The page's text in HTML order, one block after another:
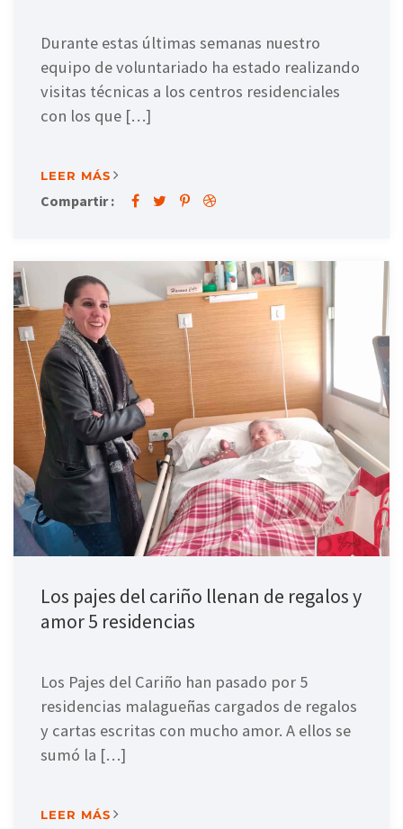
Durante estas últimas semanas nuestro
equipo de voluntariado ha estado realizando
visitas técnicas a los centros residenciales
con los que […]
LEER MÁS
Compartir :
Los pajes del cariño llenan de regalos y
amor 5 residencias
Los Pajes del Cariño han pasado por 5
residencias malagueñas cargados de regalos
y cartas escritas con mucho amor. A ellos se
sumó la […]
LEER MÁS